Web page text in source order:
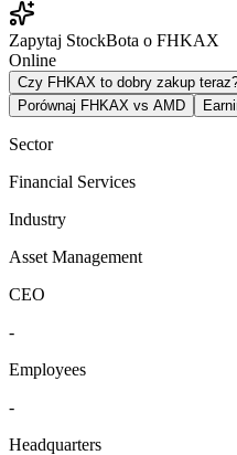
Zapytaj StockBota o FHKAX
Online
Czy FHKAX to dobry zakup
Porównaj FHKAX vs AMD
Sector
Financial Services
Industry
Asset Management
CEO
-
Employees
-
Headquarters